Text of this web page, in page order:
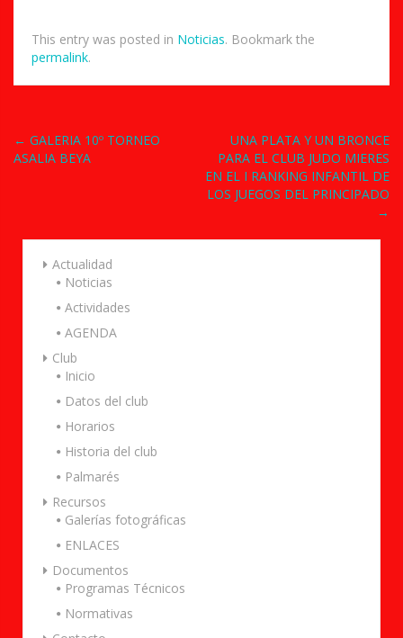
This entry was posted in Noticias. Bookmark the
permalink.
Post
← GALERIA 10º TORNEO
ASALIA BEYA
UNA PLATA Y UN BRONCE
PARA EL CLUB JUDO MIERES
EN EL I RANKING INFANTIL DE
LOS JUEGOS DEL PRINCIPADO
→
Actualidad
Noticias
Actividades
AGENDA
Club
Inicio
Datos del club
Horarios
Historia del club
Palmarés
Recursos
Galerías fotográficas
ENLACES
Documentos
Programas Técnicos
Normativas